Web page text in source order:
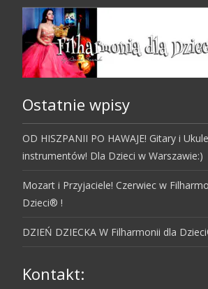
Ostatnie wpisy
OD HISZPANII PO HAWAJE! Gitary i
instrumentów! Dla Dzieci w Warszawie:)
Mozart i Przyjaciele! Czerwiec w
Dzieci® !
DZIEŃ DZIECKA W Filharmonii dla
Kontakt: